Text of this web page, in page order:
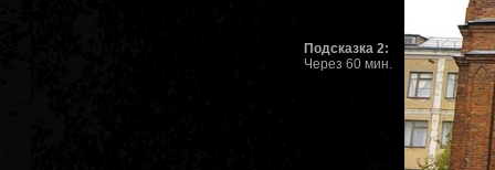
Подсказка 2:
Через 60 мин.